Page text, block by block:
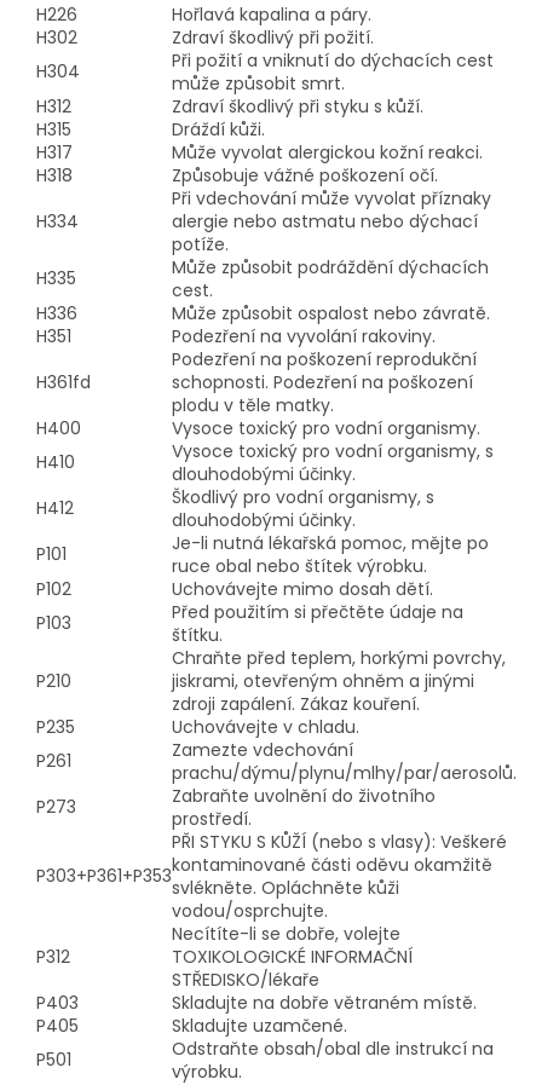
H226
Hořlavá kapalina a páry.
H302
Zdraví škodlivý při požití.
H304
Při požití a vniknutí do dýchacích cest
může způsobit smrt.
H312
Zdraví škodlivý při styku s kůží.
H315
Dráždí kůži.
H317
Může vyvolat alergickou kožní reakci.
H318
Způsobuje vážné poškození očí.
H334
Při vdechování může vyvolat příznaky
alergie nebo astmatu nebo dýchací
potíže.
H335
Může způsobit podráždění dýchacích
cest.
H336
Může způsobit ospalost nebo závratě.
H351
Podezření na vyvolání rakoviny.
H361fd
Podezření na poškození reprodukční
schopnosti. Podezření na poškození
plodu v těle matky.
H400
Vysoce toxický pro vodní organismy.
H410
Vysoce toxický pro vodní organismy, s
dlouhodobými účinky.
H412
Škodlivý pro vodní organismy, s
dlouhodobými účinky.
P101
Je-li nutná lékařská pomoc, mějte po
ruce obal nebo štítek výrobku.
P102
Uchovávejte mimo dosah dětí.
P103
Před použitím si přečtěte údaje na
štítku.
P210
Chraňte před teplem, horkými povrchy,
jiskrami, otevřeným ohněm a jinými
zdroji zapálení. Zákaz kouření.
P235
Uchovávejte v chladu.
P261
Zamezte vdechování
prachu/dýmu/plynu/mlhy/par/aerosolů.
P273
Zabraňte uvolnění do životního
prostředí.
P303+P361+P353
PŘI STYKU S KŮŽÍ (nebo s vlasy): Veškeré
kontaminované části oděvu okamžitě
svlékněte. Opláchněte kůži
vodou/osprchujte.
P312
Necítíte-li se dobře, volejte
TOXIKOLOGICKÉ INFORMAČNÍ
STŘEDISKO/lékaře
P403
Skladujte na dobře větraném místě.
P405
Skladujte uzamčené.
P501
Odstraňte obsah/obal dle instrukcí na
výrobku.